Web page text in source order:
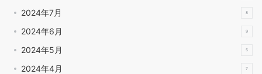
2024年7月 8
2024年6月 9
2024年5月 5
2024年4月 7